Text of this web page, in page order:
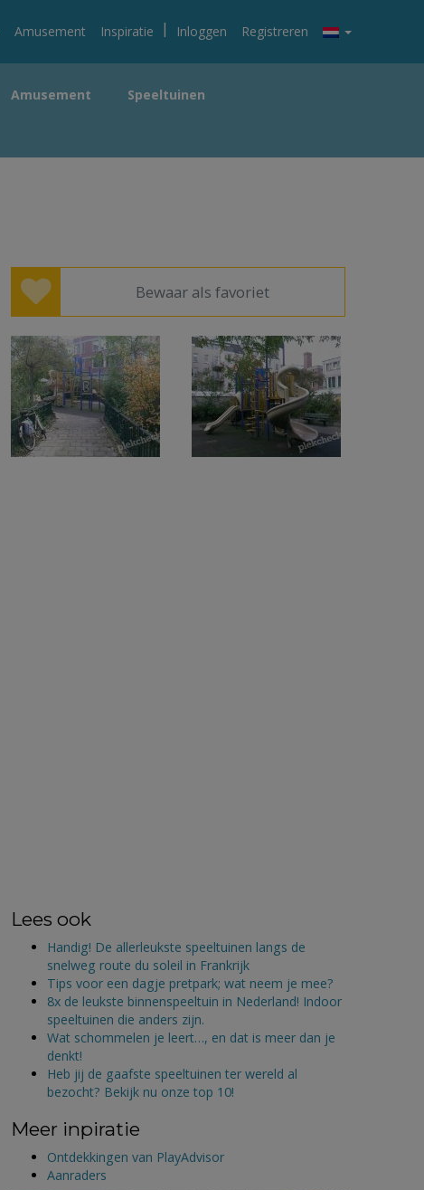
Amusement Inspiratie | Inloggen Registreren
Amusement
Speeltuinen
Bewaar als favoriet
Lees ook
Handig! De allerleukste speeltuinen langs de
snelweg route du soleil in Frankrijk
Tips voor een dagje pretpark; wat neem je mee?
8x de leukste binnenspeeltuin in Nederland! Indoor
speeltuinen die anders zijn.
Wat schommelen je leert…, en dat is meer dan je
denkt!
Heb jij de gaafste speeltuinen ter wereld al
bezocht? Bekijk nu onze top 10!
Meer inpiratie
Ontdekkingen van PlayAdvisor
Aanraders